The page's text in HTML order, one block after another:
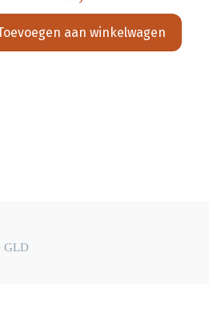
aan winkelwagen
GLD